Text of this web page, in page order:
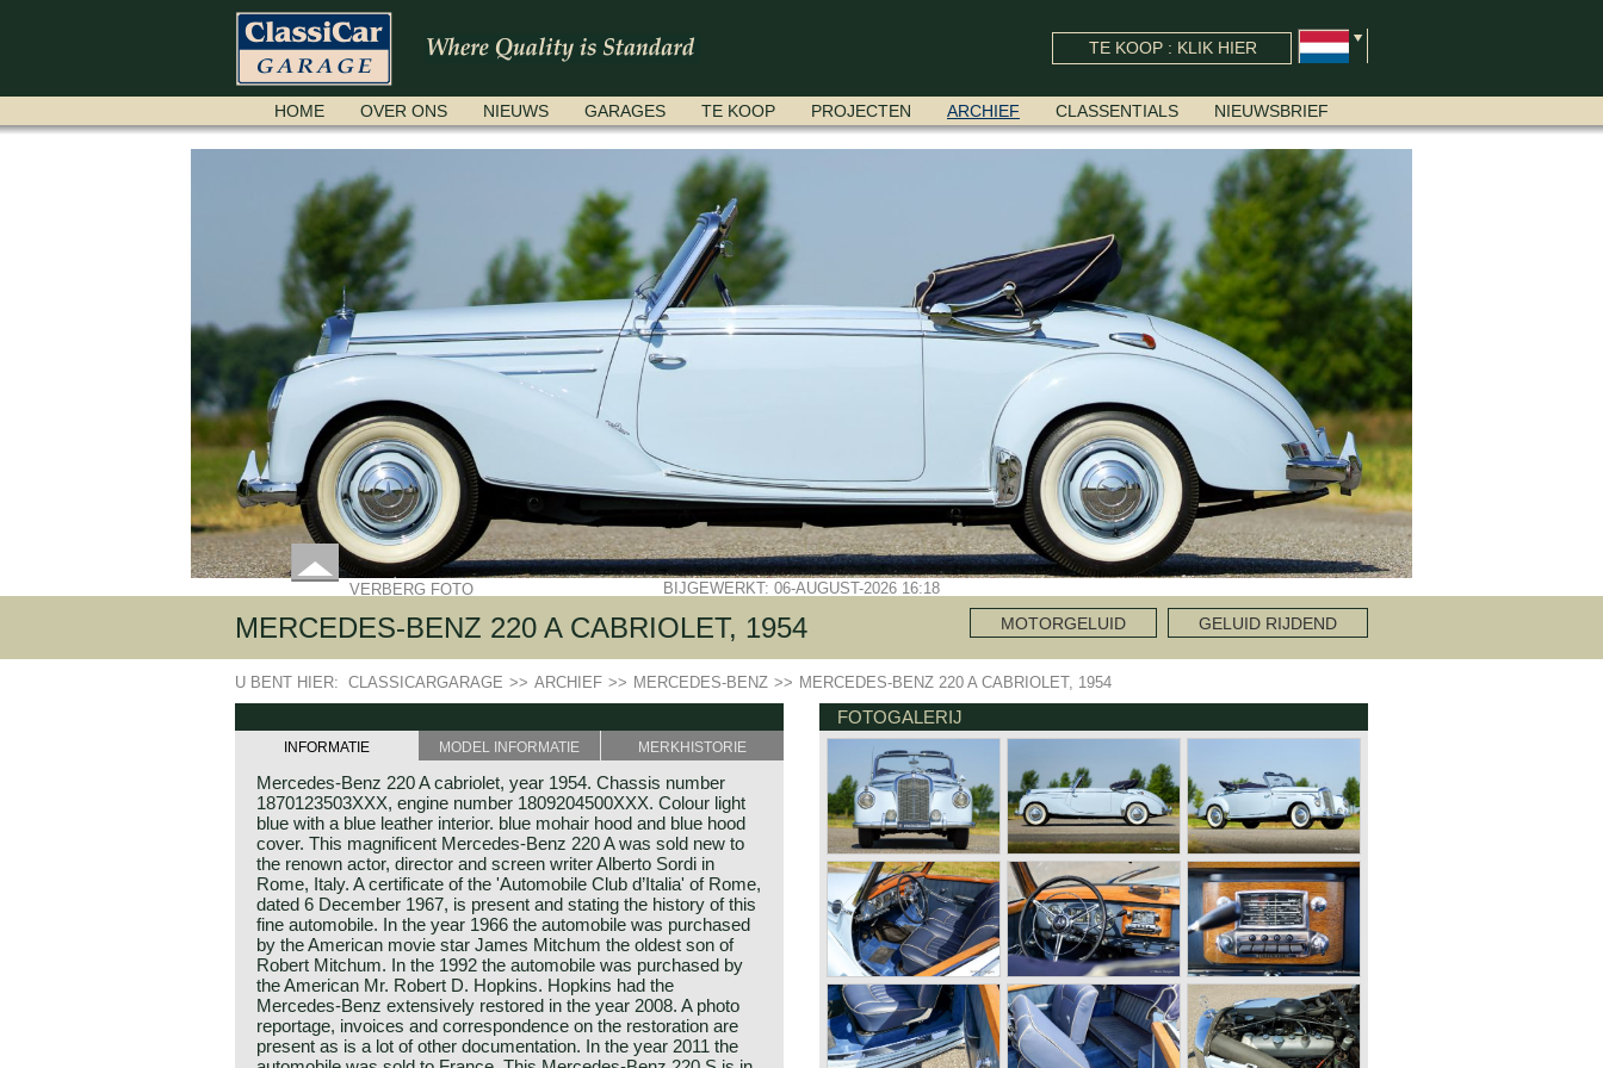
TE KOOP : KLIK HIER
NAVIGATIE
OVERSLAAN
HOME OVER ONS NIEUWS GARAGES TE KOOP PROJECTEN ARCHIEF CLASSENTIALS NIEUWSBRIEF
VERBERG FOTO BIJGEWERKT: 06-AUGUST-2026 16:18
MERCEDES-BENZ 220 A CABRIOLET, 1954 MOTORGELUID GELUID RIJDEND
U BENT HIER: CLASSICARGARAGE >> ARCHIEF >> MERCEDES-BENZ >> MERCEDES-BENZ 220 A CABRIOLET, 1954
INFORMATIE MODEL INFORMATIE MERKHISTORIE
Mercedes-Benz 220 A cabriolet, year 1954. Chassis number
1870123503XXX, engine number 1809204500XXX. Colour light
blue with a blue leather interior. blue mohair hood and blue hood
cover. This magnificent Mercedes-Benz 220 A was sold new to
the renown actor, director and screen writer Alberto Sordi in
Rome, Italy. A certificate of the 'Automobile Club d’Italia' of Rome,
dated 6 December 1967, is present and stating the history of this
fine automobile. In the year 1966 the automobile was purchased
by the American movie star James Mitchum the oldest son of
Robert Mitchum. In the 1992 the automobile was purchased by
the American Mr. Robert D. Hopkins. Hopkins had the
Mercedes-Benz extensively restored in the year 2008. A photo
reportage, invoices and correspondence on the restoration are
present as is a lot of other documentation. In the year 2011 the
FOTOGALERIJ